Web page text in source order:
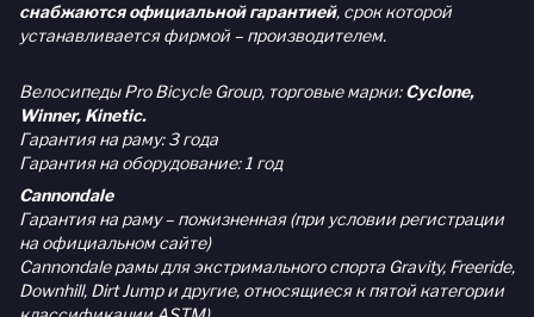
снабжаются официальной гарантией, срок которой
устанавливается фирмой – производителем.
Велосипеды Pro Bicycle Group, торговые марки:Cyclone,
Winner, Kinetic.
Гарантия на раму: 3 года
Гарантия на оборудование: 1 год
Cannondale
Гарантия на раму – пожизненная (при условии регистрации
на официальном сайте)
Cannondale рамы для экстримального спорта Gravity, Freeride,
Downhill, Dirt Jump и другие, относящиеся к пятой категории